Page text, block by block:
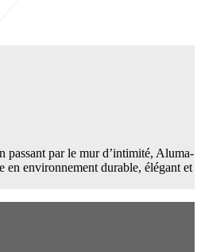
passant par le mur d’intimité, Aluma-
en environnement durable, élégant et